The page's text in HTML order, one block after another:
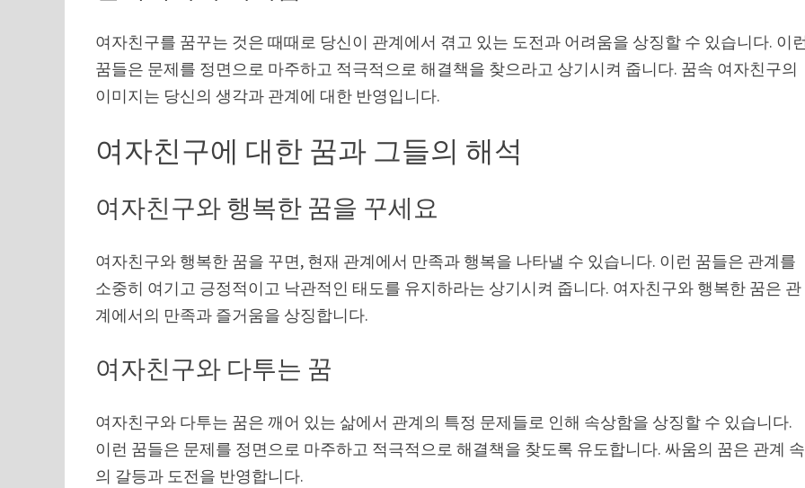
여자친구를 꿈꾸는 것은 때때로 당신이 관계에서 겪고 있는 도전과 어려움을 상징할 수 있습니다. 이
꿈들은 문제를 정면으로 마주하고 적극적으로 해결책을 찾으라고 상기시켜 줍니다. 꿈속 여자친구의
이미지는 당신의 생각과 관계에 대한 반영입니다.
여자친구에 대한 꿈과 그들의 해석
여자친구와 행복한 꿈을 꾸세요
여자친구와 행복한 꿈을 꾸면, 현재 관계에서 만족과 행복을 나타낼 수 있습니다. 이런 꿈들은 관계를
소중히 여기고 긍정적이고 낙관적인 태도를 유지하라는 상기시켜 줍니다. 여자친구와 행복한 꿈은 관
계에서의 만족과 즐거움을 상징합니다.
여자친구와 다투는 꿈
여자친구와 다투는 꿈은 깨어 있는 삶에서 관계의 특정 문제들로 인해 속상함을 상징할 수 있습니다.
이런 꿈들은 문제를 정면으로 마주하고 적극적으로 해결책을 찾도록 유도합니다. 싸움의 꿈은 관계 속
의 갈등과 도전을 반영합니다.